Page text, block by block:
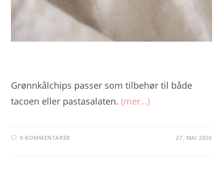
Grønnkålchips passer som tilbehør til både
tacoen eller pastasalaten.(mer…)
0 KOMMENTARER 27. MAI 2020